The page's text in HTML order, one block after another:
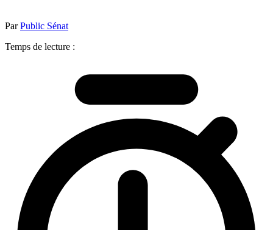
ParPublic Sénat
Temps de lecture :